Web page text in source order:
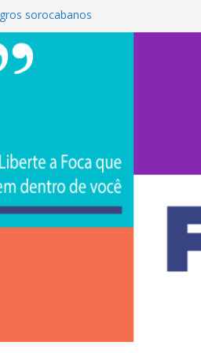
sorocabanos
artista do #ConviteMPB do
2026 promove integração, ciência e